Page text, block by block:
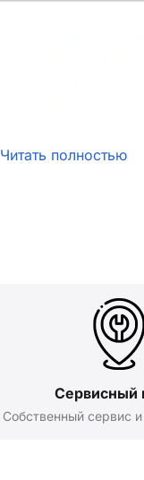
Читать полностью
Сервисный
Собственный сервис